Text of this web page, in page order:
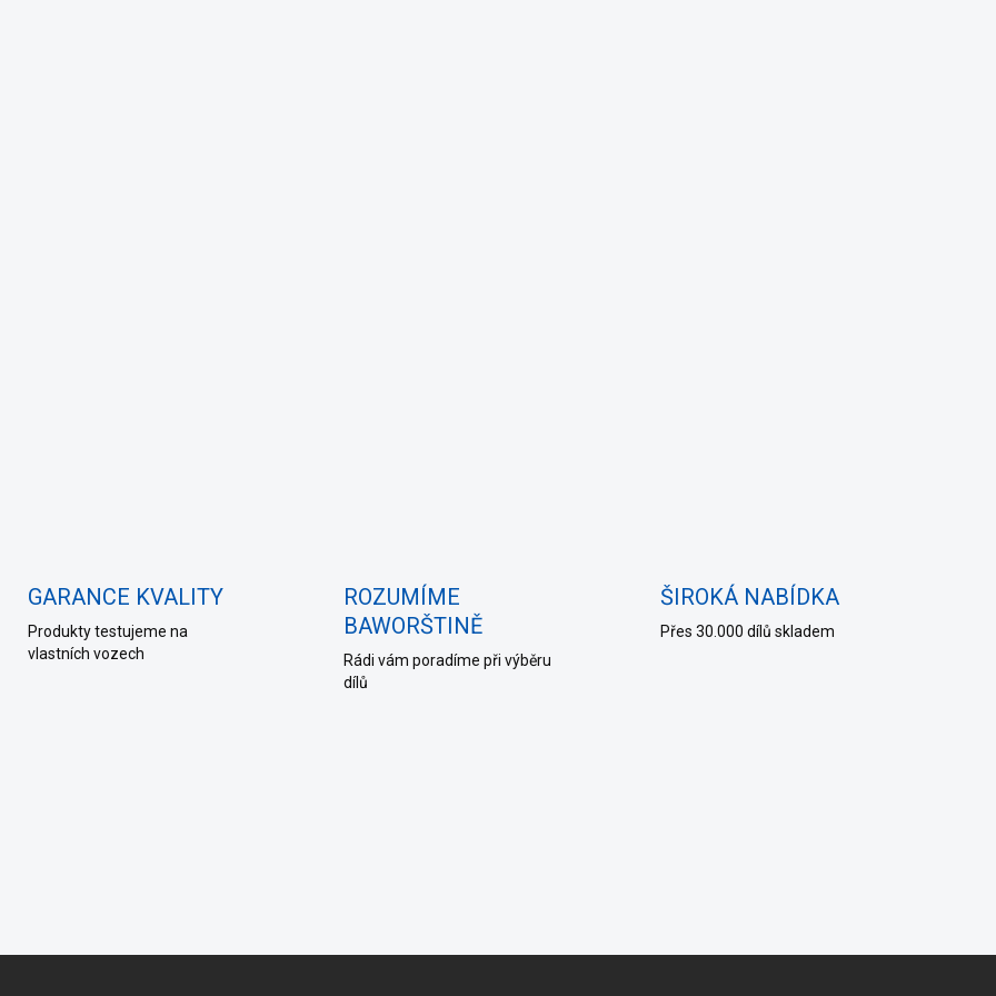
GARANCE KVALITY
Produkty testujeme na
vlastních vozech
ROZUMÍME
BAWORŠTINĚ
Rádi vám poradíme při výběru
dílů
ŠIROKÁ NABÍDKA
Přes 30.000 dílů skladem